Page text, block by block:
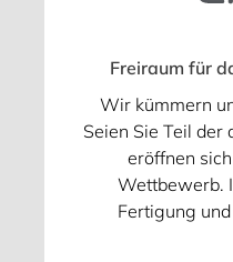
Freiraum für
Wir kümmern
Seien Sie Teil
eröffnen
Wettbewerb.
Fertigung